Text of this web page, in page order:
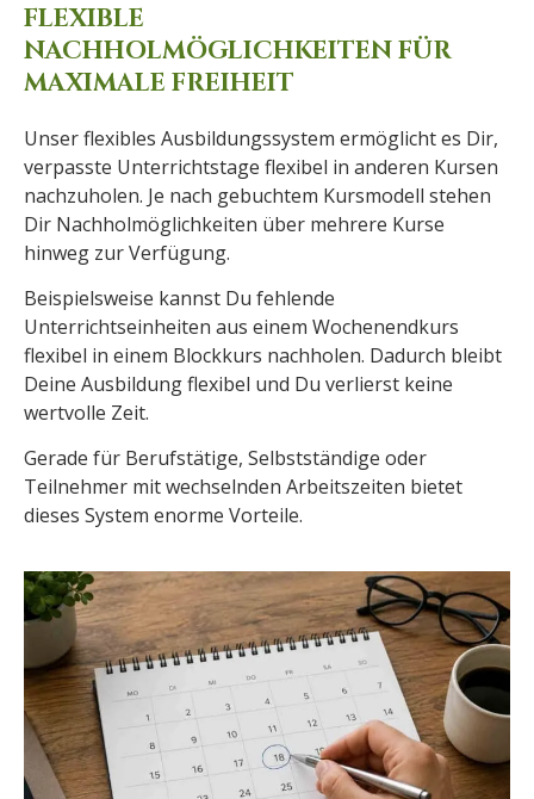
FLEXIBLE
NACHHOLMÖGLICHKEITEN FÜR
MAXIMALE FREIHEIT
Unser flexibles Ausbildungssystem ermöglicht es Dir,
verpasste Unterrichtstage flexibel in anderen Kursen
nachzuholen. Je nach gebuchtem Kursmodell stehen
Dir Nachholmöglichkeiten über mehrere Kurse
hinweg zur Verfügung.
Beispielsweise kannst Du fehlende
Unterrichtseinheiten aus einem Wochenendkurs
flexibel in einem Blockkurs nachholen. Dadurch bleibt
Deine Ausbildung flexibel und Du verlierst keine
wertvolle Zeit.
Gerade für Berufstätige, Selbstständige oder
Teilnehmer mit wechselnden Arbeitszeiten bietet
dieses System enorme Vorteile.